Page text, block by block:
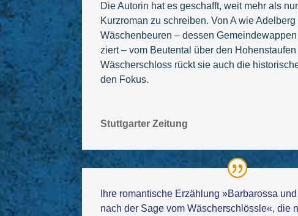
Die Autorin hat es geschafft, weit mehr als
Kurzroman zu schreiben. Von A wie
Wäschenbeuren – dessen
ziert – vom Beutental über den
Wäscherschloss rückt sie auch die
den Fokus.
Stuttgarter Zeitung
Ihre romantische Erzählung »Barbarossa
nach der Sage vom Wäscherschlössle«, die